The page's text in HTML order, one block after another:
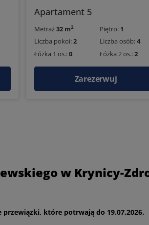
Apartament 5
Metraż32 m2 Piętro: 1
Liczba pokoi:2 Liczba osób:4
Łóżka 1 os.:0 Łóżka 2 os.:2
Zarezerwuj
w Krynicy-
które potrwają do 19.07.2026.